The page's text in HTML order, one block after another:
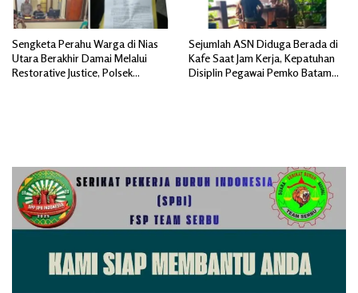
Sengketa Perahu Warga di Nias
Utara Berakhir Damai Melalui
Restorative Justice, Polsek
Sejumlah ASN Diduga Berada di
Kafe Saat Jam Kerja, Kepatuhan
Disiplin Pegawai Pemko Batam